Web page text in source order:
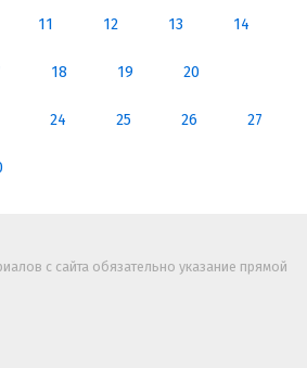
11 12 13 14
18 19 20
24 25 26 27
с сайта обязательно указание прямой